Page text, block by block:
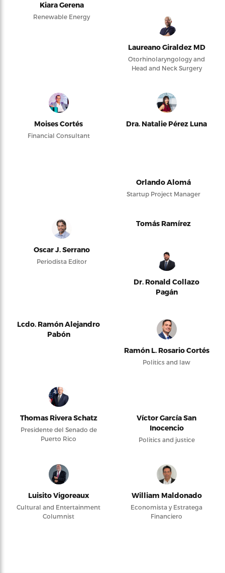
Kiara Gerena
Renewable Energy
Laureano Giraldez MD
Otorhinolaryngology and
Head and Neck Surgery
Moises Cortés
Financial Consultant
Dra. Natalie Pérez Luna
Orlando Alomá
Startup Project Manager
Oscar J. Serrano
Periodista Editor
Tomás Ramírez
Dr. Ronald Collazo
Pagán
Lcdo. Ramón Alejandro
Pabón
Ramón L. Rosario Cortés
Politics and law
Thomas Rivera Schatz
Presidente del Senado de
Puerto Rico
Víctor García San
Inocencio
Politics and justice
Luisito Vigoreaux
Cultural and Entertainment
Columnist
William Maldonado
Economista y Estratega
Financiero